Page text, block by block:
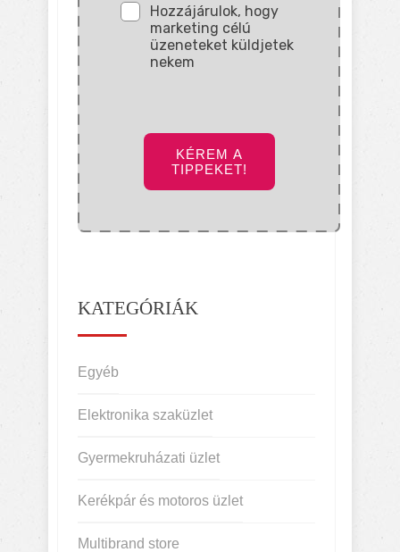
Hozzájárulok, hogy
marketing célú
üzeneteket küldjetek
nekem
KÉREM A
TIPPEKET!
KATEGÓRIÁK
Egyéb
Elektronika szaküzlet
Gyermekruházati üzlet
Kerékpár és motoros üzlet
Multibrand store